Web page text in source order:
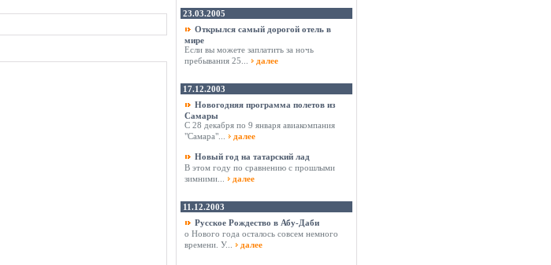
23.03.2005
Открылся самый дорогой отель в
мире
Если вы можете заплатить за ночь
пребывания 25...
далее
17.12.2003
Новогодняя программа полетов из
Самары
С 28 декабря по 9 января авиакомпания
"Самара"...
далее
Новый год на татарский лад
В этом году по сравнению с прошлыми
зимними...
далее
11.12.2003
Русское Рождество в Абу-Даби
о Нового года осталось совсем немного
времени. У...
далее